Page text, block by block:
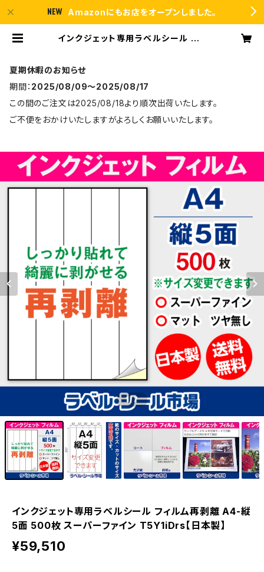
Amazonにもお店をオープンしました。
インクジェット専用ラベルシール フィ
ラベルシール市場 BASE店
夏期休暇のお知らせ
期間： 2025/08/09〜2025/08/17
この間のご注文は2025/08/18より順次出荷いたします。
ご不便をおかけいたしますがよろしくお願いいたします。
1/7
インクジェット専用ラベルシール フィルム再剥離 A4-縦
5面 500枚 スーパーファイン T5Y1iDrs【日本製】
¥59,510